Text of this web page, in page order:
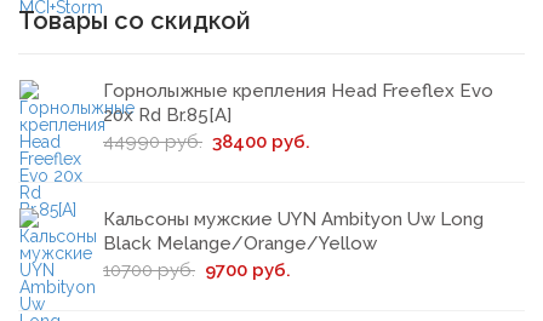
Товары со скидкой
Горнолыжные крепления Head Freeflex Evo
20x Rd Br.85[A]
44990 руб. 38400 руб.
Кальсоны мужские UYN Ambityon Uw Long
Black Melange/Orange/Yellow
10700 руб. 9700 руб.